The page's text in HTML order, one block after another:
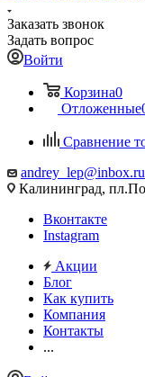
Заказать звонок
Задать вопрос
Войти
Корзина0
Отложенные
Сравнение
andrey_lep@inbox.ru
Калининград,
Вконтакте
Instagram
Акции
Блог
Как купить
Компания
Контакты
...